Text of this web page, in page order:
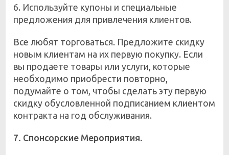
6. Используйте купоны и специальные
предложения для привлечения клиентов.
Все любят торговаться. Предложите скидку
новым клиентам на их первую покупку. Если
вы продаете товары или услуги, которые
необходимо приобрести повторно,
подумайте о том, чтобы сделать эту первую
скидку обусловленной подписанием клиентом
контракта на год обслуживания.
7. Спонсорские Мероприятия.